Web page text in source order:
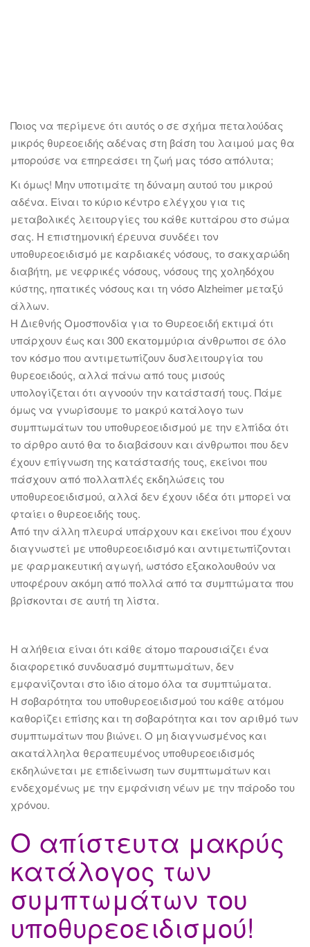
Ποιος να περίμενε ότι αυτός ο σε σχήμα πεταλούδας
μικρός θυρεοειδής αδένας στη βάση του λαιμού μας θα
μπορούσε να επηρεάσει τη ζωή μας τόσο απόλυτα;
Κι όμως! Μην υποτιμάτε τη δύναμη αυτού του μικρού
αδένα. Είναι το κύριο κέντρο ελέγχου για τις
μεταβολικές λειτουργίες του κάθε κυττάρου στο σώμα
σας. Η επιστημονική έρευνα συνδέει τον
υποθυρεοειδισμό με καρδιακές νόσους, το σακχαρώδη
διαβήτη, με νεφρικές νόσους, νόσους της χοληδόχου
κύστης, ηπατικές νόσους και τη νόσο Alzheimer μεταξύ
άλλων.
Η Διεθνής Ομοσπονδία για το Θυρεοειδή εκτιμά ότι
υπάρχουν έως και 300 εκατομμύρια άνθρωποι σε όλο
τον κόσμο που αντιμετωπίζουν δυσλειτουργία του
θυρεοειδούς, αλλά πάνω από τους μισούς
υπολογίζεται ότι αγνοούν την κατάστασή τους. Πάμε
όμως να γνωρίσουμε το μακρύ κατάλογο των
συμπτωμάτων του υποθυρεοειδισμού με την ελπίδα ότι
το άρθρο αυτό θα το διαβάσουν και άνθρωποι που δεν
έχουν επίγνωση της κατάστασής τους, εκείνοι που
πάσχουν από πολλαπλές εκδηλώσεις του
υποθυρεοειδισμού, αλλά δεν έχουν ιδέα ότι μπορεί να
φταίει ο θυρεοειδής τους.
Από την άλλη πλευρά υπάρχουν και εκείνοι που έχουν
διαγνωστεί με υποθυρεοειδισμό και αντιμετωπίζονται
με φαρμακευτική αγωγή, ωστόσο εξακολουθούν να
υποφέρουν ακόμη από πολλά από τα συμπτώματα που
βρίσκονται σε αυτή τη λίστα.
Η αλήθεια είναι ότι κάθε άτομο παρουσιάζει ένα
διαφορετικό συνδυασμό συμπτωμάτων, δεν
εμφανίζονται στο ίδιο άτομο όλα τα συμπτώματα.
Η σοβαρότητα του υποθυρεοειδισμού του κάθε ατόμου
καθορίζει επίσης και τη σοβαρότητα και τον αριθμό των
συμπτωμάτων που βιώνει. Ο μη διαγνωσμένος και
ακατάλληλα θεραπευμένος υποθυρεοειδισμός
εκδηλώνεται με επιδείνωση των συμπτωμάτων και
ενδεχομένως με την εμφάνιση νέων με την πάροδο του
χρόνου.
Ο απίστευτα μακρύς
κατάλογος των
συμπτωμάτων του
υποθυρεοειδισμού!